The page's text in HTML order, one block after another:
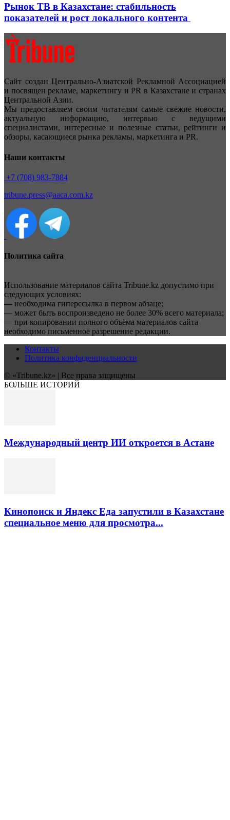
Рынок ТВ в Казахстане: стабильность
показателей и рост локального контента
Сайт создан Центрально-Азиатской Рекламной Ассоциацией
и посвящен рекламе, маркетингу и PR в Казахстане и странах
Центральной Азии.
Мы предоставляем своим читателям самые свежие новости,
актуальную информацию, интервью с ведущими
специалистами, интересные и полезные статьи, рейтинги и
обзоры, касающиеся рынка рекламы, маркетинга и PR.
Наши контакты
+7 (708) 983-7884
tribune.press@aaca.com.kz
Политика сайта
Использование материалов сайта Tribune.kz допустимо при
следующих условиях:
— необходима гиперссылка в первом абзаце;
— может быть воспроизведено не более 30% всего материала;
— при копировании полного объёма материалов сайта
необходимо письменное разрешение редакции.
Контакты
Политика конфиденциальности
© «Tribune.kz» | Все права защищены
БОЛЬШЕ ИСТОРИЙ
Международный центр ИИ откроется в Астане
Кинопоиск и Яндекс Еда запустили в Казахстане
специальное меню для просмотра...